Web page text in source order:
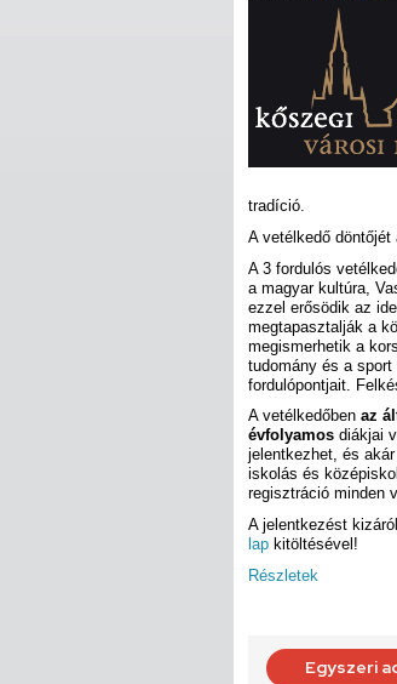
tradíció.
A vetélkedő
A 3 fordulós
a magyar kultúra,
ezzel erősödik az
megtapasztalják a
megismerhetik a
tudomány és a
fordulópontjait.
A vetélkedőben az
évfolyamos diákjai
jelentkezhet, és
iskolás és
regisztráció minden
A jelentkezést
lap kitöltésével!
Részletek